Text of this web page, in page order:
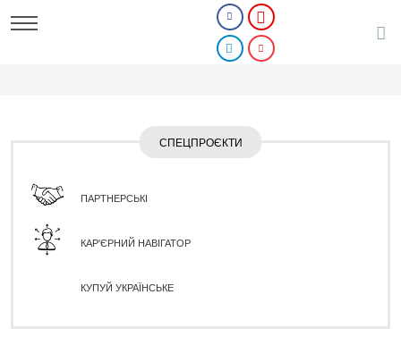
СПЕЦПРОЄКТИ
ПАРТНЕРСЬКІ
КАР'ЄРНИЙ НАВІГАТОР
КУПУЙ УКРАЇНСЬКЕ